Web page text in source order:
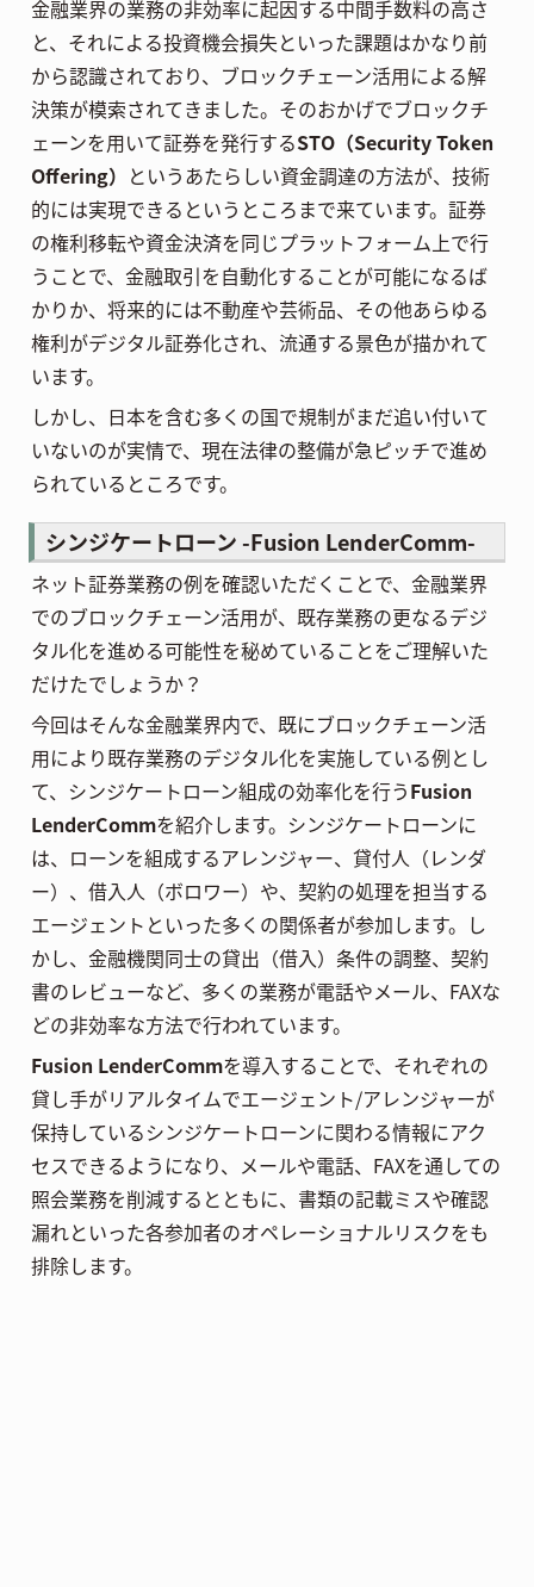
金融業界の業務の非効率に起因する中間手数料の高さ
と、それによる投資機会損失といった課題はかなり前
から認識されており、ブロックチェーン活用による解
決策が模索されてきました。そのおかげでブロックチ
ェーンを用いて証券を発行するSTO（Security Token
Offering） というあたらしい資金調達の方法が、技術
的には実現できるというところまで来ています。証券
の権利移転や資金決済を同じプラットフォーム上で行
うことで、金融取引を自動化することが可能になるば
かりか、将来的には不動産や芸術品、その他あらゆる
権利がデジタル証券化され、流通する景色が描かれて
います。
しかし、日本を含む多くの国で規制がまだ追い付いて
いないのが実情で、現在法律の整備が急ピッチで進め
られているところです。
シンジケートローン -Fusion LenderComm-
ネット証券業務の例を確認いただくことで、金融業界
でのブロックチェーン活用が、既存業務の更なるデジ
タル化を進める可能性を秘めていることをご理解いた
だけたでしょうか？
今回はそんな金融業界内で、既にブロックチェーン活
用により既存業務のデジタル化を実施している例とし
て、シンジケートローン組成の効率化を行うFusion
LenderCommを紹介します。シンジケートローンに
は、ローンを組成するアレンジャー、貸付人（レンダ
ー）、借入人（ボロワー）や、契約の処理を担当する
エージェントといった多くの関係者が参加します。し
かし、金融機関同士の貸出（借入）条件の調整、契約
書のレビューなど、多くの業務が電話やメール、FAXな
どの非効率な方法で行われています。
Fusion LenderCommを導入することで、それぞれの
貸し手がリアルタイムでエージェント/アレンジャーが
保持しているシンジケートローンに関わる情報にアク
セスできるようになり、メールや電話、FAXを通しての
照会業務を削減するとともに、書類の記載ミスや確認
漏れといった各参加者のオペレーショナルリスクをも
排除します。